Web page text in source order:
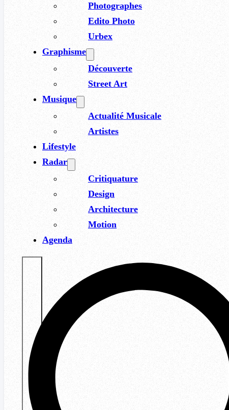
Photographes
Edito Photo
Urbex
Graphisme
Découverte
Street Art
Musique
Actualité Musicale
Artistes
Lifestyle
Radar
Critiquature
Design
Architecture
Motion
Agenda